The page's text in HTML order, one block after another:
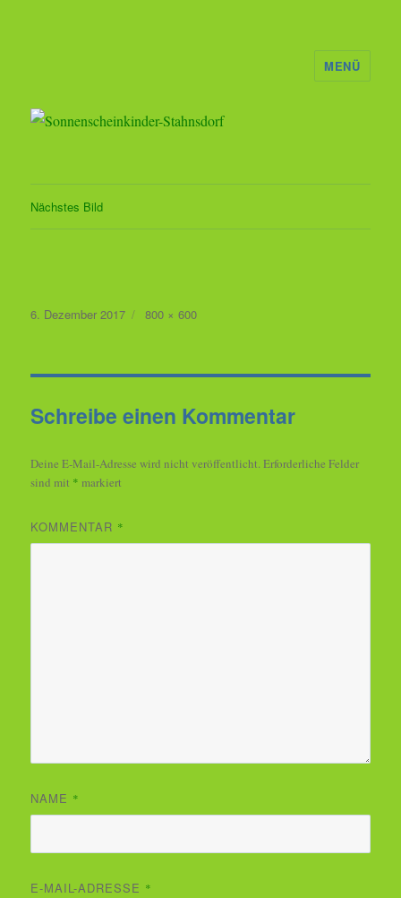
Sonnenscheinkinder-Stahnsdorf
MENÜ
Nächstes Bild
Veröffentlicht
6. Dezember 2017
Volle
800 × 600
Schreibe einen Kommentar
Deine E-Mail-Adresse wird nicht veröffentlicht. Erforderliche Felder
sind mit * markiert
KOMMENTAR *
NAME *
E-MAIL-ADRESSE *